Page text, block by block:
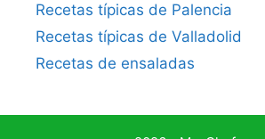
Recetas típicas de Palencia
Recetas típicas de Valladolid
Recetas de ensaladas